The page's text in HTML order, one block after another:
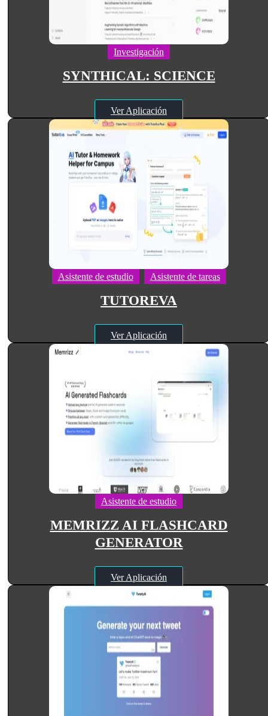
Investigación
SYNTHICAL: SCIENCE
Ver Aplicación
Asistente de estudio Asistente de tareas
TUTOREVA
Ver Aplicación
Asistente de estudio
MEMRIZZ AI FLASHCARD
GENERATOR
Ver Aplicación